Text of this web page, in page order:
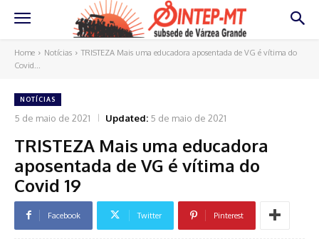
Home Notícias
TRISTEZA Mais uma educadora aposentada de VG é vítima do
Covid...
NOTÍCIAS
5 de maio de 2021 Updated: 5 de maio de 2021
TRISTEZA Mais uma educadora
aposentada de VG é vítima do
Covid 19
Facebook Twitter Pinterest